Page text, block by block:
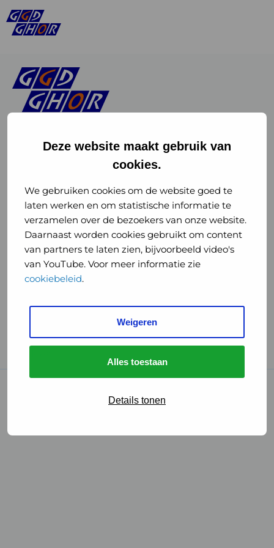
Deze website maakt gebruik van
cookies.
We gebruiken cookies om de website goed te
laten werken en om statistische informatie te
verzamelen over de bezoekers van onze website.
Daarnaast worden cookies gebruikt om content
van partners te laten zien, bijvoorbeeld video's
van YouTube. Voor meer informatie zie
cookiebeleid.
Weigeren
Alles toestaan
Details tonen
of
GGD
GHOR
Nederland
Instagram
of
GGD
GHOR
Nederland
GGD Reizen op social media
GGD Reizen
GGD Reisvaccinaties